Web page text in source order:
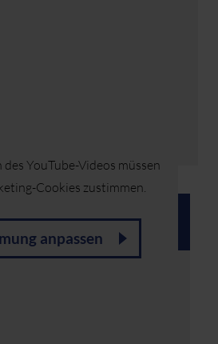
01: Der passende Sattel
YouTube-Videos müssen
Cookies zustimmen.
anpassen